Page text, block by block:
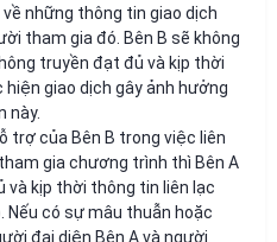
những thông tin giao dịch
tham gia đó. Bên B sẽ không
truyền đạt đủ và kịp thời
giao dịch gây ảnh hưởng
này.
trợ của Bên B trong việc liên
gia chương trình thì Bên A
và kịp thời thông tin liên lạc
có sự mâu thuẫn hoặc
đại diện Bên A và người